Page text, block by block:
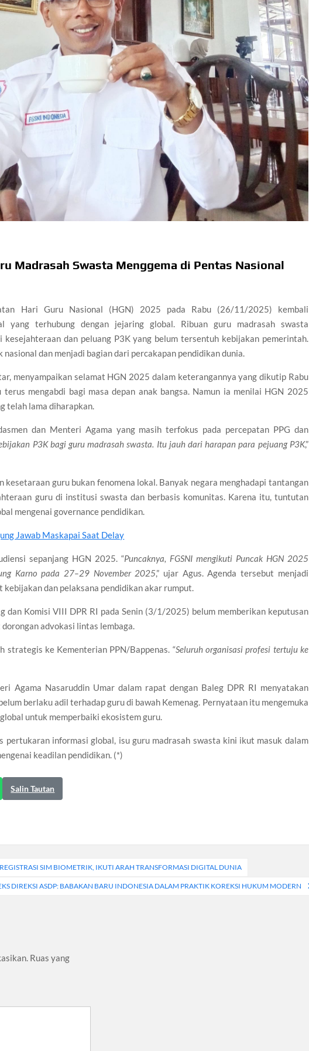
pada Cedera Kaki 2026
Maskapai Saat Delay
4 Film Rp18 Triliun
Madrasah Swasta Menggema di Pentas Nasional
Hari Guru Nasional (HGN) 2025 pada Rabu (26/11/2025) kembali
yang terhubung dengan jejaring global. Ribuan guru madrasah swasta
kesejahteraan dan peluang P3K yang belum tersentuh kebijakan pemerintah.
dan menjadi bagian dari percakapan pendidikan dunia.
menyampaikan selamat HGN 2025 dalam keterangannya yang dikutip Rabu
mengabdi bagi masa depan anak bangsa. Namun ia menilai HGN 2025
telah lama diharapkan.
dan Menteri Agama yang masih terfokus pada percepatan PPG dan
P3K bagi guru madrasah swasta. Itu jauh dari harapan para pejuang P3K,”
kesetaraan guru bukan fenomena lokal. Banyak negara menghadapi tantangan
guru di institusi swasta dan berbasis komunitas. Karena itu, tuntutan
mengenai governance pendidikan.
Jawab Maskapai Saat Delay
sepanjang HGN 2025. “Puncaknya, FGSNI mengikuti Puncak HGN 2025
Karno pada 27–29 November 2025,” ujar Agus. Agenda tersebut menjadi
dan pelaksana pendidikan akar rumput.
dan Komisi VIII DPR RI pada Senin (3/1/2025) belum memberikan keputusan
advokasi lintas lembaga.
strategis ke Kementerian PPN/Bappenas. “Seluruh organisasi profesi tertuju ke
Agama Nasaruddin Umar dalam rapat dengan Baleg DPR RI menyatakan
berlaku adil terhadap guru di bawah Kemenag. Pernyataan itu mengemuka
untuk memperbaiki ekosistem guru.
pertukaran informasi global, isu guru madrasah swasta kini ikut masuk dalam
keadilan pendidikan. (*)
Salin Tautan
SIM BIOMETRIK, IKUTI ARAH TRANSFORMASI DIGITAL DUNIA
DIREKSI ASDP: BABAKAN BARU INDONESIA DALAM PRAKTIK KOREKSI HUKUM MODERN
Ruas yang